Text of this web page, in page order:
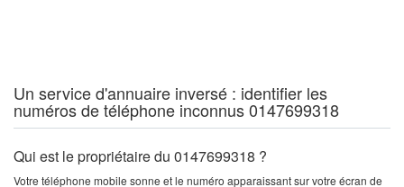
Un service d'annuaire inversé : identifier les
numéros de téléphone inconnus 0147699318
Qui est le propriétaire du 0147699318 ?
Votre téléphone mobile sonne et le numéro apparaissant sur votre écran de